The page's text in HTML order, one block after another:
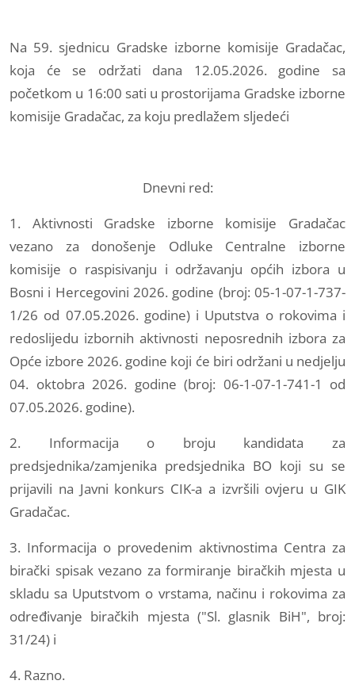
Na 59. sjednicu Gradske izborne komisije Gradačac,
koja će se održati dana 12.05.2026. godine sa
početkom u 16:00 sati u prostorijama Gradske izborne
komisije Gradačac, za koju predlažem sljedeći
Dnevni red:
1. Aktivnosti Gradske izborne komisije Gradačac
vezano za donošenje Odluke Centralne izborne
komisije o raspisivanju i održavanju općih izbora u
Bosni i Hercegovini 2026. godine (broj: 05-1-07-1-737-
1/26 od 07.05.2026. godine) i Uputstva o rokovima i
redoslijedu izbornih aktivnosti neposrednih izbora za
Opće izbore 2026. godine koji će biri održani u nedjelju
04. oktobra 2026. godine (broj: 06-1-07-1-741-1 od
07.05.2026. godine).
2. Informacija o broju kandidata za
predsjednika/zamjenika predsjednika BO koji su se
prijavili na Javni konkurs CIK-a a izvršili ovjeru u GIK
Gradačac.
3. Informacija o provedenim aktivnostima Centra za
birački spisak vezano za formiranje biračkih mjesta u
skladu sa Uputstvom o vrstama, načinu i rokovima za
određivanje biračkih mjesta ("Sl. glasnik BiH", broj:
31/24) i
4. Razno.